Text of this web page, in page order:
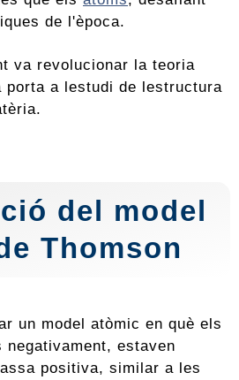
de l'època.
va revolucionar la teoria
a lestudi de lestructura
del model
Thomson
un model atòmic en què els
estaven
positiva, similar a les